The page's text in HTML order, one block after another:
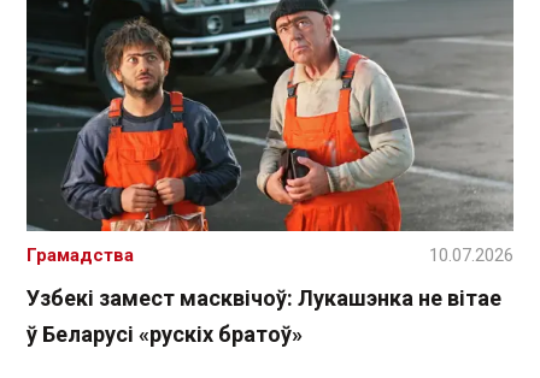
Узбекі замест масквічоў: Лукашэнка не вітае
ў Беларусі «рускіх братоў»
Грамадства 10.07.2026